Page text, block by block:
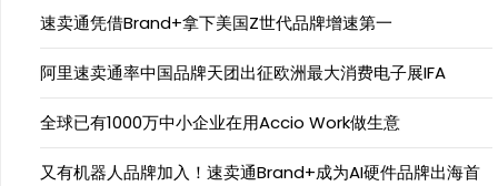
速卖通凭借Brand+拿下美国Z世代品牌增速第一
阿里速卖通率中国品牌天团出征欧洲最大消费电子展IFA
全球已有1000万中小企业在用Accio Work做生意
又有机器人品牌加入！速卖通Brand+成为AI硬件品牌出海首